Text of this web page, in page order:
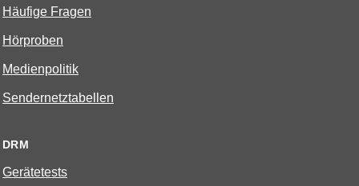
Häufige Fragen
Hörproben
Medienpolitik
Sendernetztabellen
DRM
Gerätetests